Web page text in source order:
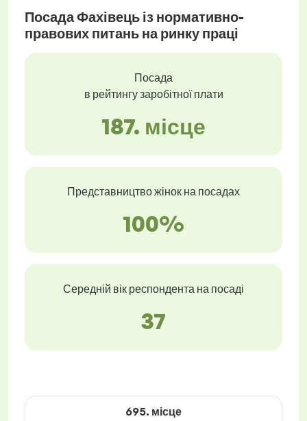
Посада Фахівець із нормативно-
правових питань на ринку праці
Посада
в рейтингу заробітної плати
187. місце
Представництво жінок на посадах
100%
Середній вік респондента на посаді
37
695. місце